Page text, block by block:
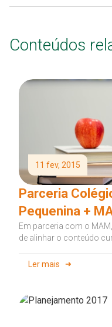
Conteúdos
11 fev, 2015
Parceria
Pequenina +
Em parceria com o
de alinhar o conteúdo
Ler mais